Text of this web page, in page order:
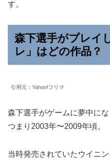
す。
森下選手がプレイ
レ」はどの作品？
引用元：Yahoo!フリマ
森下選手がゲームに夢中に
つまり2003年〜2009年頃。
当時発売されていたウイニ